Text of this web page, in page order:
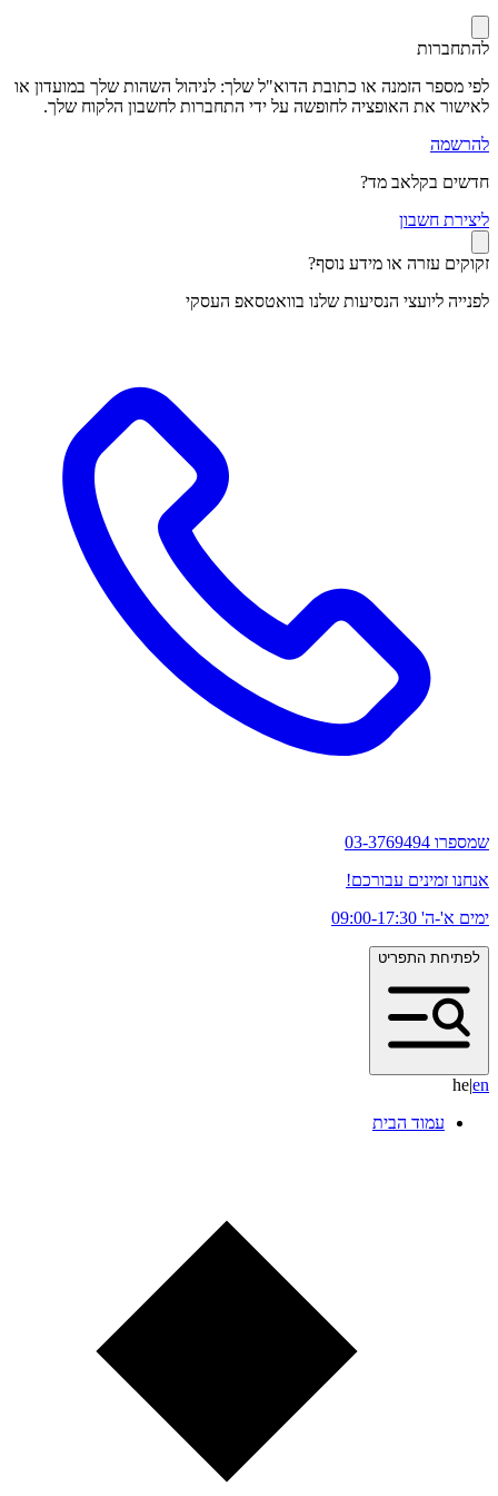
להתחברות
לפי מספר הזמנה או כתובת הדוא"ל שלך: לניהול השהות שלך במועדון או
לאישור את האופציה לחופשה על ידי התחברות לחשבון הלקוח שלך.
להרשמה
חדשים בקלאב מד?
ליצירת חשבון
זקוקים עזרה או מידע נוסף?
לפנייה ליועצי הנסיעות שלנו בוואטסאפ העסקי
שמספרו 03-3769494
אנחנו זמינים עבורכם!
ימים א'-ה' 09:00-17:30
לפתיחת התפריט
he|en
עמוד הבית